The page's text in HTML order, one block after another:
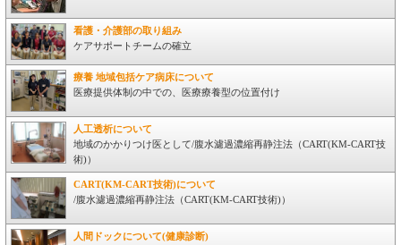
看護・介護部の取り組み
ケアサポートチームの確立
療養 地域包括ケア病床について
医療提供体制の中での、医療療養型の位置付け
人工透析について
地域のかかりつけ医として/腹水濾過濃縮再静注法（CART(KM-CART技
術)）
CART(KM-CART技術)について
/腹水濾過濃縮再静注法（CART(KM-CART技術)）
人間ドックについて(健康診断)